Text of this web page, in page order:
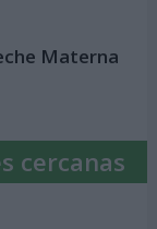
Materna
cercanas